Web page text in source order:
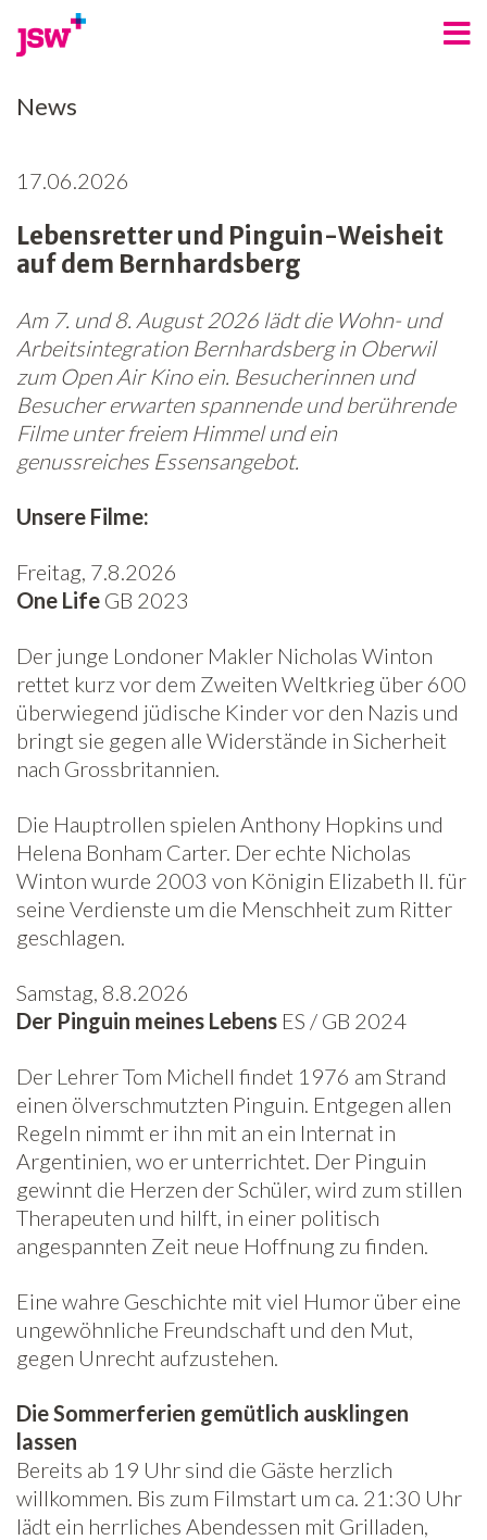
Angebote
Über uns
Spenden
Kontakt
Jobs
News
News
17.06.2026
Lebensretter und Pinguin-Weisheit
auf dem Bernhardsberg
Am 7. und 8. August 2026 lädt die Wohn- und
Arbeitsintegration Bernhardsberg in Oberwil
zum Open Air Kino ein. Besucherinnen und
Besucher erwarten spannende und berührende
Filme unter freiem Himmel und ein
genussreiches Essensangebot.
Unsere Filme:
Freitag, 7.8.2026
One Life GB 2023
Der junge Londoner Makler Nicholas Winton
rettet kurz vor dem Zweiten Weltkrieg über 600
überwiegend jüdische Kinder vor den Nazis und
bringt sie gegen alle Widerstände in Sicherheit
nach Grossbritannien.
Die Hauptrollen spielen Anthony Hopkins und
Helena Bonham Carter. Der echte Nicholas
Winton wurde 2003 von Königin Elizabeth II. für
seine Verdienste um die Menschheit zum Ritter
geschlagen.
Samstag, 8.8.2026
Der Pinguin meines Lebens ES / GB 2024
Der Lehrer Tom Michell findet 1976 am Strand
einen ölverschmutzten Pinguin. Entgegen allen
Regeln nimmt er ihn mit an ein Internat in
Argentinien, wo er unterrichtet. Der Pinguin
gewinnt die Herzen der Schüler, wird zum stillen
Therapeuten und hilft, in einer politisch
angespannten Zeit neue Hoffnung zu finden.
Eine wahre Geschichte mit viel Humor über eine
ungewöhnliche Freundschaft und den Mut,
gegen Unrecht aufzustehen.
Die Sommerferien gemütlich ausklingen
lassen
Bereits ab 19 Uhr sind die Gäste herzlich
willkommen. Bis zum Filmstart um ca. 21:30 Uhr
lädt ein herrliches Abendessen mit Grilladen,